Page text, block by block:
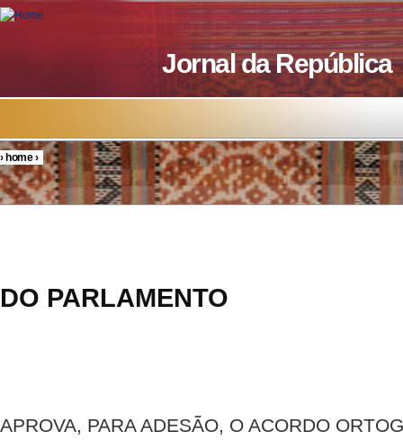
Skip to main content
Jornal da República
You are here
›home›
DO PARLAMENTO
APROVA, PARA ADESÃO, O ACORDO